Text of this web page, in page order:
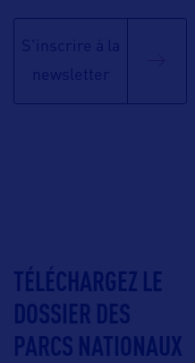
S'inscrire à la
newsletter
TÉLÉCHARGEZ LE
DOSSIER DES
PARCS NATIONAUX